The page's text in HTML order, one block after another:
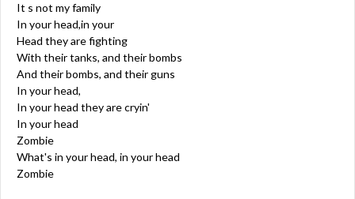
It s not my family
In your head,in your
Head they are fighting
With their tanks, and their bombs
And their bombs, and their guns
In your head,
In your head they are cryin'
In your head
Zombie
What's in your head, in your head
Zombie